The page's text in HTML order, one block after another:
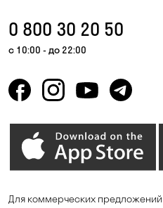
Горишние Плавни
Елизаветовка
0 800 30 20 50
с 10:00 - до 22:00
Для коммерческих предложений